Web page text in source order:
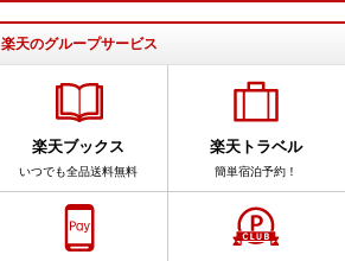
楽天のグループサービス
楽天ブックス
いつでも全品送料無料
楽天トラベル
簡単宿泊予約！